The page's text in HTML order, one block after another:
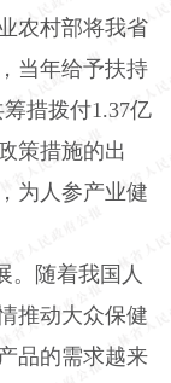
农村部将我省
当年给予扶持
措拨付1.37亿
策措施的出
为人参产业健
随着我国人
推动大众保健
品的需求越来